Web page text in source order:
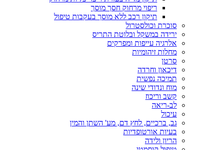
ריפוי מרחוק חסך מוסך
תיקון רכב ללא מוסך בעקבות טיפול
סוכרת וכולסטרול
ירידה במשקל ובלוטת התריס
אלרגיה עייפות ומפרקים
מחלות זיהומיות
סרטן
דיכאון וחרדה
תמיכה נפשית
מוח ונדודי שינה
קשב וריכוז
לב-ריאה
עיכול
גב, ברכיים, לחץ דם, מע' השתן והמין
בעיות אורטופדיות
הריון ולידה